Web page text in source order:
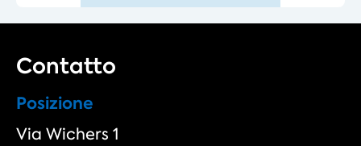
Contatto
Posizione
Via Wichers 1